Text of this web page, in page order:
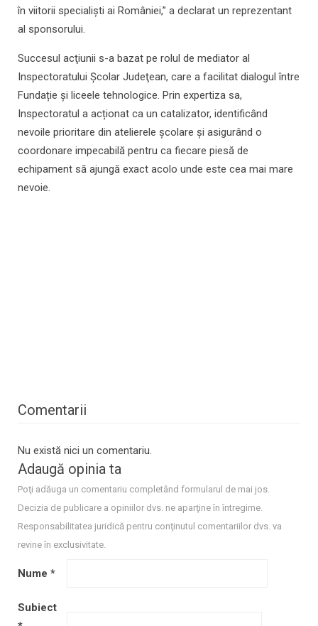
în viitorii specialiști ai României,” a declarat un reprezentant
al sponsorului.
Succesul acţiunii s-a bazat pe rolul de mediator al
Inspectoratului Şcolar Judeţean, care a facilitat dialogul între
Fundație şi liceele tehnologice. Prin expertiza sa,
Inspectoratul a acționat ca un catalizator, identificând
nevoile prioritare din atelierele școlare și asigurând o
coordonare impecabilă pentru ca fiecare piesă de
echipament să ajungă exact acolo unde este cea mai mare
nevoie.
Comentarii
Nu există nici un comentariu.
Adaugă opinia ta
Poţi adăuga un comentariu completând formularul de mai jos.
Decizia de publicare a opiniilor dvs. ne aparţine în întregime.
Responsabilitatea juridică pentru conţinutul comentariilor dvs. va
revine în exclusivitate.
Nume *
Subiect